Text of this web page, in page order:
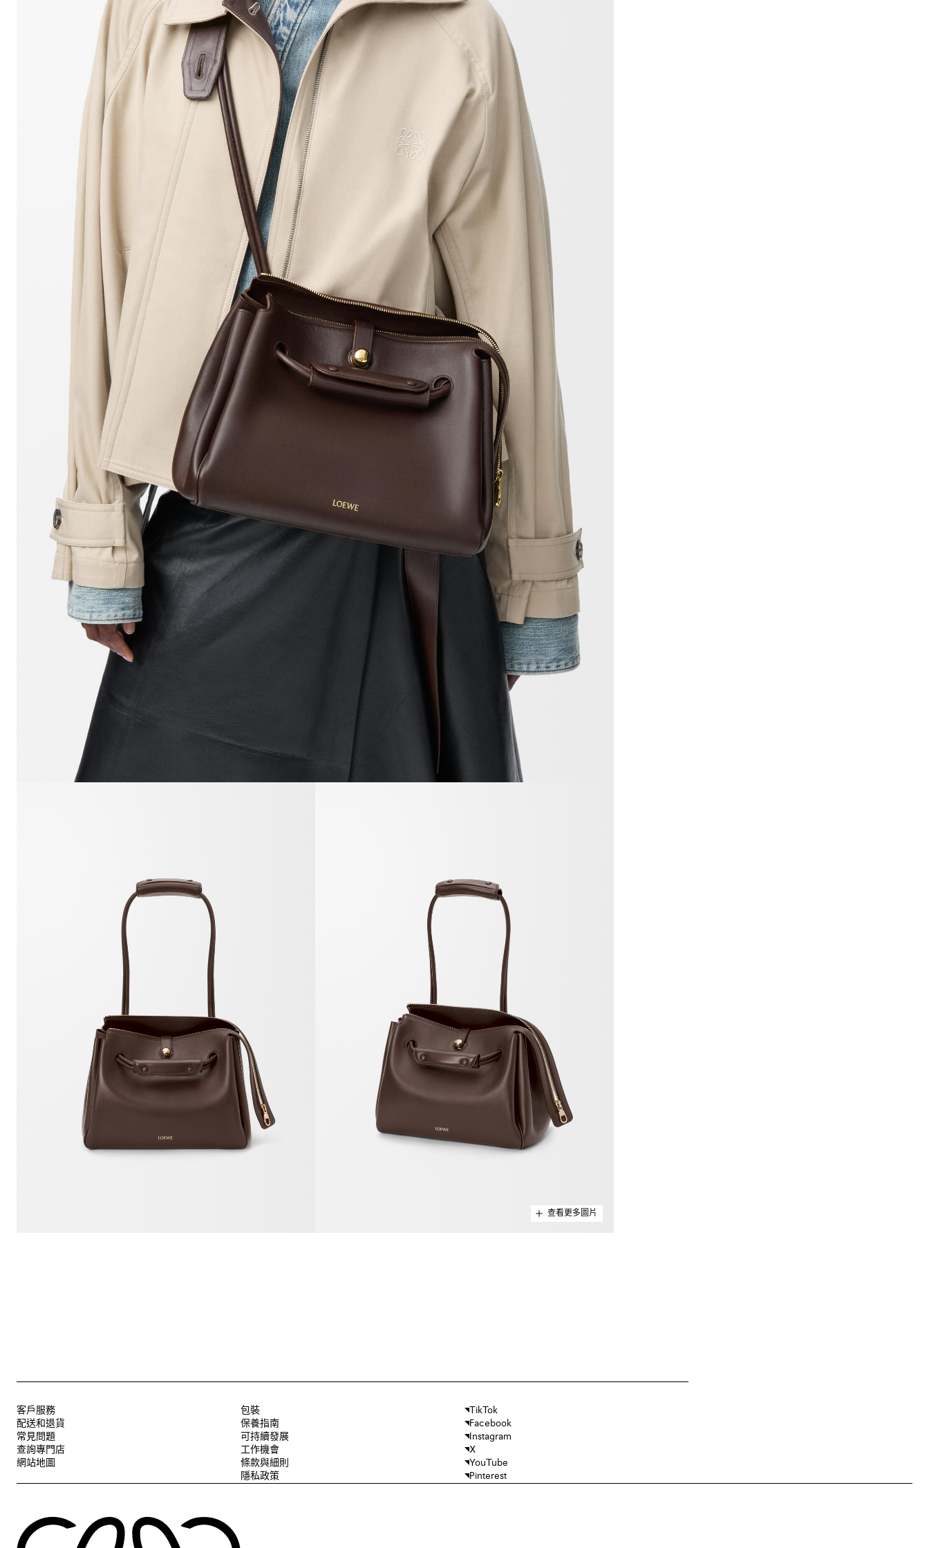
查看更多圖片
客戶服務
配送和退貨
常見問題
查詢專門店
網站地圖
包裝
保養指南
可持續發展
工作機會
條款與細則
隱私政策
TikTok
Facebook
Instagram
X
YouTube
Pinterest